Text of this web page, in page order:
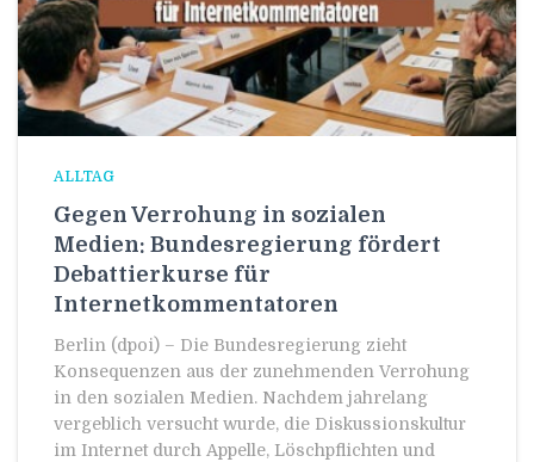
ALLTAG
Gegen Verrohung in sozialen
Medien: Bundesregierung fördert
Debattierkurse für
Internetkommentatoren
Berlin (dpoi) – Die Bundesregierung zieht
Konsequenzen aus der zunehmenden Verrohung
in den sozialen Medien. Nachdem jahrelang
vergeblich versucht wurde, die Diskussionskultur
im Internet durch Appelle, Löschpflichten und